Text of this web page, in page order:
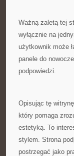
Ważną zaletą tej
wyłącznie na
użytkownik może
panele do
podpowiedzi.
Opisując tę
który pomaga
estetyką. To
stylem. Strona
postrzegać jako